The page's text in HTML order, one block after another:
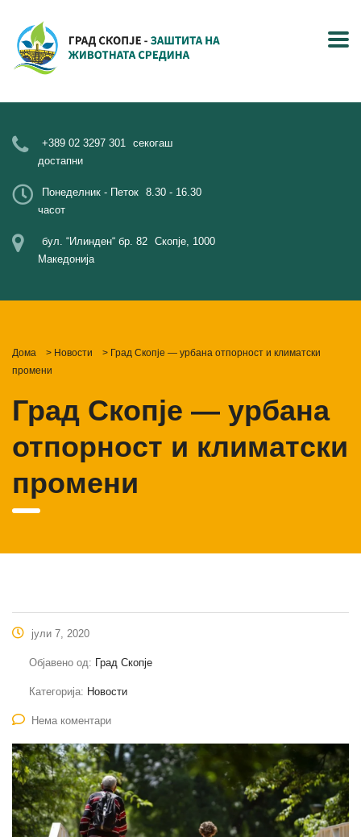
+389 02 3297 301 секогаш
достапни
Понеделник - Петок 8.30 - 16.30
часот
бул. “Илинден“ бр. 82 Скопје, 1000
Македонија
Дома > Новости > Град Скопје — урбана отпорност и климатски
промени
Град Скопје — урбана
отпорност и климатски
промени
јули 7, 2020
Објавено од: Град Скопје
Категорија: Новости
Нема коментари